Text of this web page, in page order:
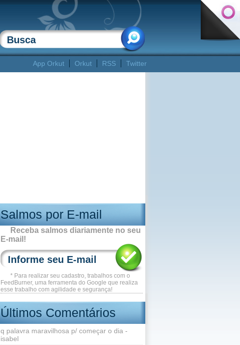
App Orkut Orkut RSS Twitter
Salmos por E-mail
Receba salmos diariamente no seu
E-mail!
* Para realizar seu cadastro, trabalhos com o
FeedBurner, uma ferramenta do Google que realiza
esse trabalho com agilidade e segurança!
Últimos Comentários
q palavra maravilhosa p/ começar o dia -
isabel